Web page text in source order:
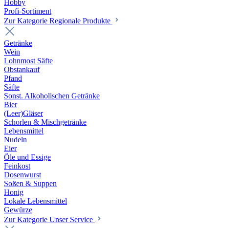
Hobby
Profi-Sortiment
Zur Kategorie Regionale Produkte
Getränke
Wein
Lohnmost Säfte
Obstankauf
Pfand
Säfte
Sonst. Alkoholischen Getränke
Bier
(Leer)Gläser
Schorlen & Mischgetränke
Lebensmittel
Nudeln
Eier
Öle und Essige
Feinkost
Dosenwurst
Soßen & Suppen
Honig
Lokale Lebensmittel
Gewürze
Zur Kategorie Unser Service